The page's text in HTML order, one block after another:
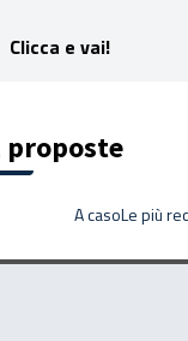
Clicca e vai!
proposte
A casoLe più